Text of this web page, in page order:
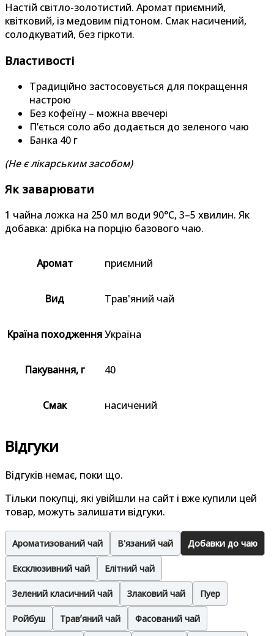
Настій світло-золотистий. Аромат приємний,
квітковий, із медовим підтоном. Смак насичений,
солодкуватий, без гіркоти.
Властивості
Традиційно застосовується для покращення
настрою
Без кофеїну – можна ввечері
П’ється соло або додається до зеленого чаю
Банка 40 г
(Не є лікарським засобом)
Як заварювати
1 чайна ложка на 250 мл води 90°C, 3–5 хвилин. Як
добавка: дрібка на порцію базового чаю.
Аромат приємний
Вид Трав'яний чай
Країна походженняУкраїна
Пакування, г 40
Смак насичений
Відгуки
Відгуків немає, поки що.
Тільки покупці, які увійшли на сайт і вже купили цей
товар, можуть залишати відгуки.
Ароматизований чай В'язаний чай Добавки до чаю
Ексклюзивний чай Елітний чай
Зелений класичний чай Злаковий чай Пуер
Ройбуш Травʼяний чай Фасований чай